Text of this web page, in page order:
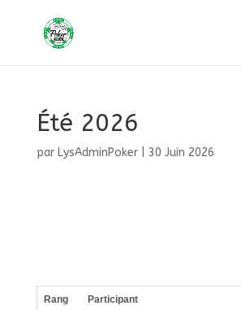
Été 2026
par LysAdminPoker| 30 Juin 2026
Rang Participant